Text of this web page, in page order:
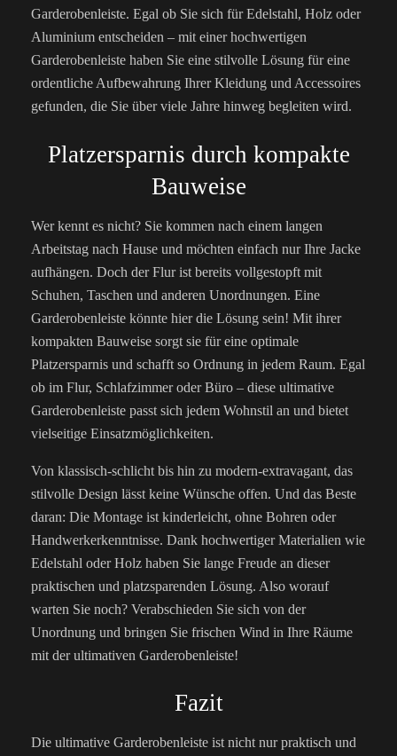
Garderobenleiste. Egal ob Sie sich für Edelstahl, Holz oder
Aluminium entscheiden – mit einer hochwertigen
Garderobenleiste haben Sie eine stilvolle Lösung für eine
ordentliche Aufbewahrung Ihrer Kleidung und Accessoires
gefunden, die Sie über viele Jahre hinweg begleiten wird.
Platzersparnis durch kompakte
Bauweise
Wer kennt es nicht? Sie kommen nach einem langen
Arbeitstag nach Hause und möchten einfach nur Ihre Jacke
aufhängen. Doch der Flur ist bereits vollgestopft mit
Schuhen, Taschen und anderen Unordnungen. Eine
Garderobenleiste könnte hier die Lösung sein! Mit ihrer
kompakten Bauweise sorgt sie für eine optimale
Platzersparnis und schafft so Ordnung in jedem Raum. Egal
ob im Flur, Schlafzimmer oder Büro – diese ultimative
Garderobenleiste passt sich jedem Wohnstil an und bietet
vielseitige Einsatzmöglichkeiten.
Von klassisch-schlicht bis hin zu modern-extravagant, das
stilvolle Design lässt keine Wünsche offen. Und das Beste
daran: Die Montage ist kinderleicht, ohne Bohren oder
Handwerkerkenntnisse. Dank hochwertiger Materialien wie
Edelstahl oder Holz haben Sie lange Freude an dieser
praktischen und platzsparenden Lösung. Also worauf
warten Sie noch? Verabschieden Sie sich von der
Unordnung und bringen Sie frischen Wind in Ihre Räume
mit der ultimativen Garderobenleiste!
Fazit
Die ultimative Garderobenleiste ist nicht nur praktisch und